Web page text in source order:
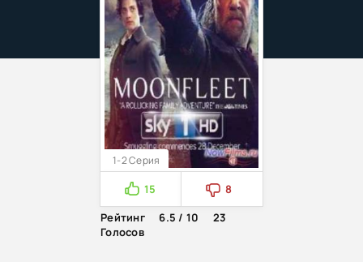
1-2 Серия
15
8
Рейтинг
6.5 / 10
23
Голосов